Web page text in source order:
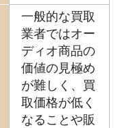
一般的な買取
業者ではオー
ディオ商品の
価値の見極め
が難しく、買
取価格が低く
なることや販